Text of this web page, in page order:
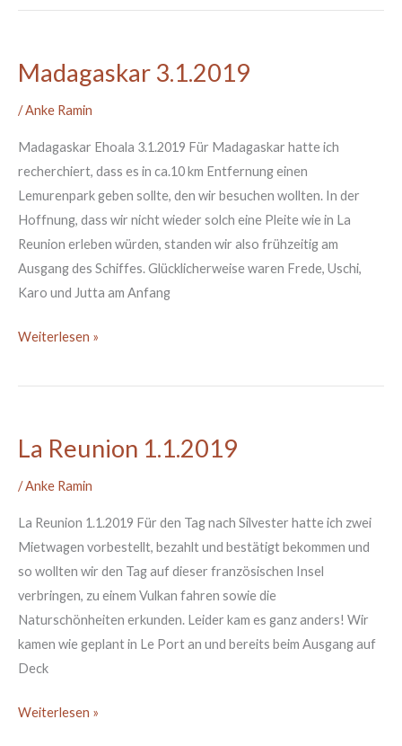
Madagaskar 3.1.2019
/Anke Ramin
Madagaskar Ehoala 3.1.2019 Für Madagaskar hatte ich
recherchiert, dass es in ca.10 km Entfernung einen
Lemurenpark geben sollte, den wir besuchen wollten. In der
Hoffnung, dass wir nicht wieder solch eine Pleite wie in La
Reunion erleben würden, standen wir also frühzeitig am
Ausgang des Schiffes. Glücklicherweise waren Frede, Uschi,
Karo und Jutta am Anfang
Madagaskar
Weiterlesen »
La Reunion 1.1.2019
/Anke Ramin
La Reunion 1.1.2019 Für den Tag nach Silvester hatte ich zwei
Mietwagen vorbestellt, bezahlt und bestätigt bekommen und
so wollten wir den Tag auf dieser französischen Insel
verbringen, zu einem Vulkan fahren sowie die
Naturschönheiten erkunden. Leider kam es ganz anders! Wir
kamen wie geplant in Le Port an und bereits beim Ausgang auf
Deck
La
1.1.2019
Weiterlesen »